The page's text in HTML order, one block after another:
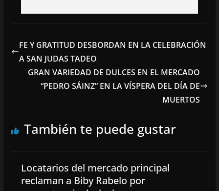
FE Y GRATITUD DESBORDAN EN LA CELEBRACIÓN
A SAN JUDAS TADEO
GRAN VARIEDAD DE DULCES EN EL MERCADO
“PEDRO SÁINZ” EN LA VÍSPERA DEL DÍA DE
MUERTOS
También te puede gustar
Locatarios del mercado principal
reclaman a Biby Rabelo por